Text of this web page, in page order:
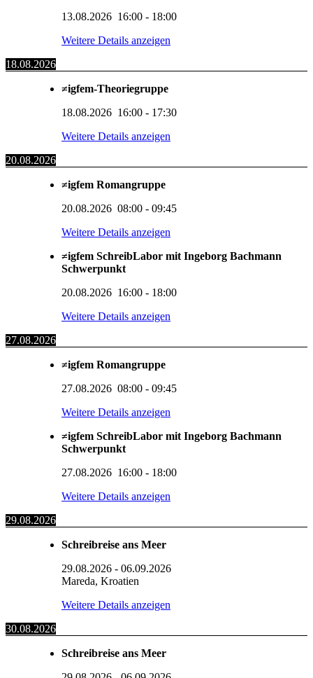
13.08.2026 16:00 - 18:00
Weitere Details anzeigen
18.08.2026
≠igfem-Theoriegruppe
18.08.2026 16:00 - 17:30
Weitere Details anzeigen
20.08.2026
≠igfem Romangruppe
20.08.2026 08:00 - 09:45
Weitere Details anzeigen
≠igfem SchreibLabor mit Ingeborg Bachmann
Schwerpunkt
20.08.2026 16:00 - 18:00
Weitere Details anzeigen
27.08.2026
≠igfem Romangruppe
27.08.2026 08:00 - 09:45
Weitere Details anzeigen
≠igfem SchreibLabor mit Ingeborg Bachmann
Schwerpunkt
27.08.2026 16:00 - 18:00
Weitere Details anzeigen
29.08.2026
Schreibreise ans Meer
29.08.2026 - 06.09.2026
Mareda, Kroatien
Weitere Details anzeigen
30.08.2026
Schreibreise ans Meer